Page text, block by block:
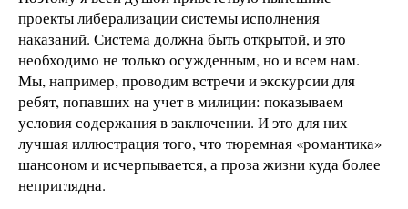
проекты либерализации системы исполнения
наказаний. Система должна быть открытой, и это
необходимо не только осужденным, но и всем нам.
Мы, например, проводим встречи и экскурсии для
ребят, попавших на учет в милиции: показываем
условия содержания в заключении. И это для них
лучшая иллюстрация того, что тюремная «романтика»
шансоном и исчерпывается, а проза жизни куда более
неприглядна.